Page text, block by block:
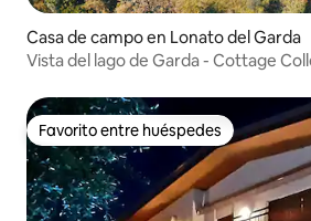
Casa de campo en Lonato del Garda
Vista del lago de Garda - Cottage
Favorito entre huéspedes
Favorito entre huéspedes